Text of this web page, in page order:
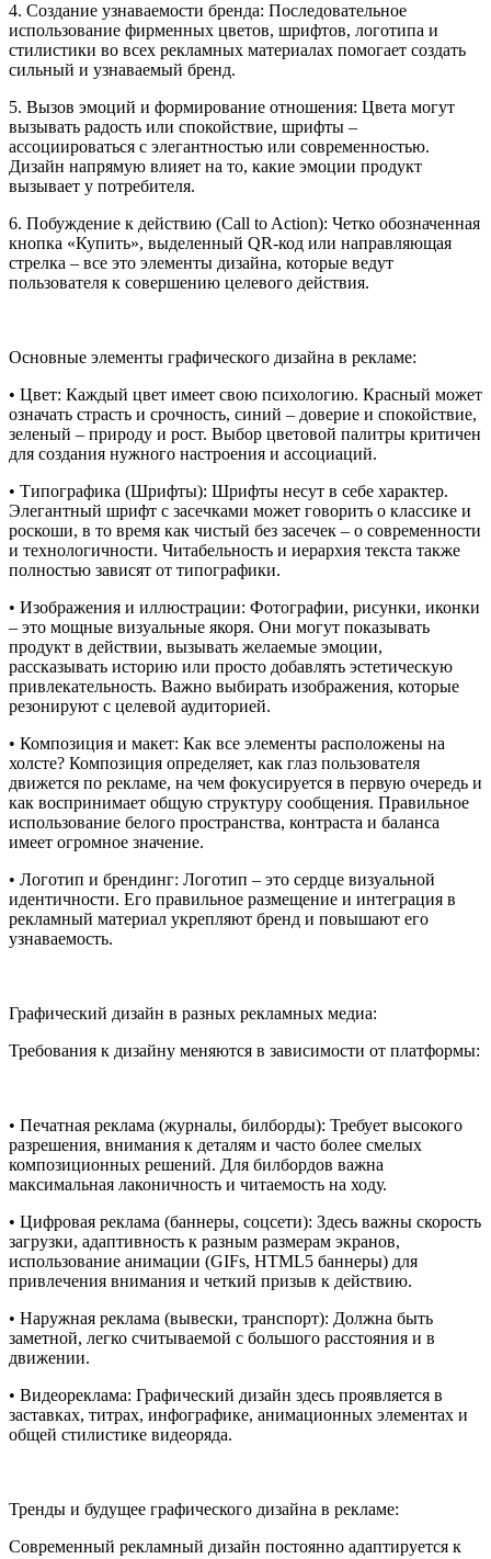
4. Создание узнаваемости бренда: Последовательное
использование фирменных цветов, шрифтов, логотипа и
стилистики во всех рекламных материалах помогает создать
сильный и узнаваемый бренд.
5. Вызов эмоций и формирование отношения: Цвета могут
вызывать радость или спокойствие, шрифты –
ассоциироваться с элегантностью или современностью.
Дизайн напрямую влияет на то, какие эмоции продукт
вызывает у потребителя.
6. Побуждение к действию (Call to Action): Четко обозначенная
кнопка «Купить», выделенный QR-код или направляющая
стрелка – все это элементы дизайна, которые ведут
пользователя к совершению целевого действия.
Основные элементы графического дизайна в рекламе:
• Цвет: Каждый цвет имеет свою психологию. Красный может
означать страсть и срочность, синий – доверие и спокойствие,
зеленый – природу и рост. Выбор цветовой палитры критичен
для создания нужного настроения и ассоциаций.
• Типографика (Шрифты): Шрифты несут в себе характер.
Элегантный шрифт с засечками может говорить о классике и
роскоши, в то время как чистый без засечек – о современности
и технологичности. Читабельность и иерархия текста также
полностью зависят от типографики.
• Изображения и иллюстрации: Фотографии, рисунки, иконки
– это мощные визуальные якоря. Они могут показывать
продукт в действии, вызывать желаемые эмоции,
рассказывать историю или просто добавлять эстетическую
привлекательность. Важно выбирать изображения, которые
резонируют с целевой аудиторией.
• Композиция и макет: Как все элементы расположены на
холсте? Композиция определяет, как глаз пользователя
движется по рекламе, на чем фокусируется в первую очередь и
как воспринимает общую структуру сообщения. Правильное
использование белого пространства, контраста и баланса
имеет огромное значение.
• Логотип и брендинг: Логотип – это сердце визуальной
идентичности. Его правильное размещение и интеграция в
рекламный материал укрепляют бренд и повышают его
узнаваемость.
Графический дизайн в разных рекламных медиа:
Требования к дизайну меняются в зависимости от платформы:
• Печатная реклама (журналы, билборды): Требует высокого
разрешения, внимания к деталям и часто более смелых
композиционных решений. Для билбордов важна
максимальная лаконичность и читаемость на ходу.
• Цифровая реклама (баннеры, соцсети): Здесь важны скорость
загрузки, адаптивность к разным размерам экранов,
использование анимации (GIFs, HTML5 баннеры) для
привлечения внимания и четкий призыв к действию.
• Наружная реклама (вывески, транспорт): Должна быть
заметной, легко считываемой с большого расстояния и в
движении.
• Видеореклама: Графический дизайн здесь проявляется в
заставках, титрах, инфографике, анимационных элементах и
общей стилистике видеоряда.
Тренды и будущее графического дизайна в рекламе:
Современный рекламный дизайн постоянно адаптируется к